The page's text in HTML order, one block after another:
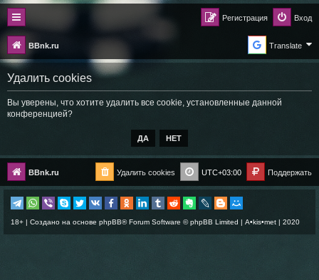
Вход
Регистрация
BBnk.ru Translate
Удалить cookies
Вы уверены, что хотите удалить все cookie, установленные данной
конференцией?
BBnk.ru Поддержать
UTC+03:00
Удалить cookies
18+ | Создано на основе phpBB® Forum Software © phpBB Limited | A•kis•met | 2020